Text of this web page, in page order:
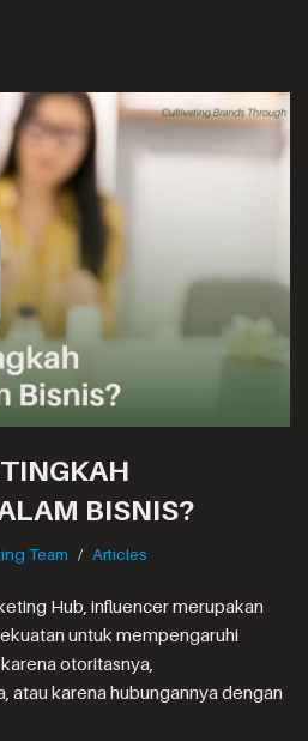
BISNIS?
Team Articles
Hub, influencer merupakan
untuk mempengaruhi
otoritasnya,
atau karena hubungannya dengan